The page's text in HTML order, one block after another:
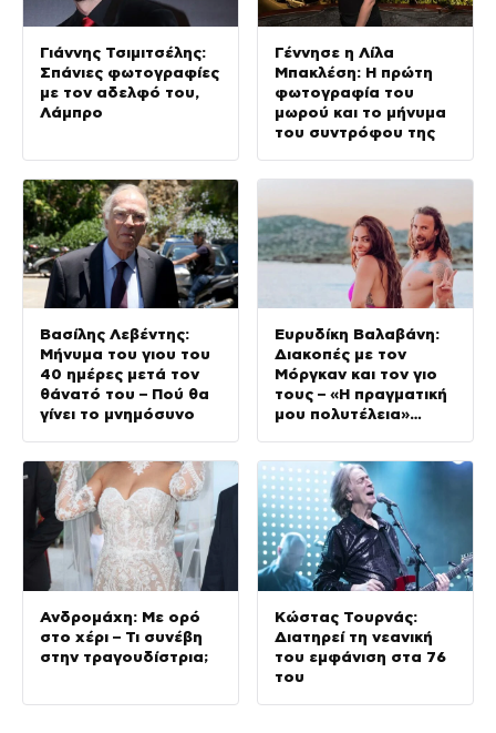
Γιάννης Τσιμιτσέλης:
Σπάνιες φωτογραφίες
με τον αδελφό του,
Λάμπρο
Γέννησε η Λίλα
Μπακλέση: Η πρώτη
φωτογραφία του
μωρού και το μήνυμα
του συντρόφου της
Βασίλης Λεβέντης:
Μήνυμα του γιου του
40 ημέρες μετά τον
θάνατό του – Πού θα
γίνει το μνημόσυνο
Ευρυδίκη Βαλαβάνη:
Διακοπές με τον
Μόργκαν και τον γιο
τους – «Η πραγματική
μου πολυτέλεια»
Ανδρομάχη: Με ορό
στο χέρι – Τι συνέβη
στην τραγουδίστρια;
Κώστας Τουρνάς:
Διατηρεί τη νεανική
του εμφάνιση στα 76
του